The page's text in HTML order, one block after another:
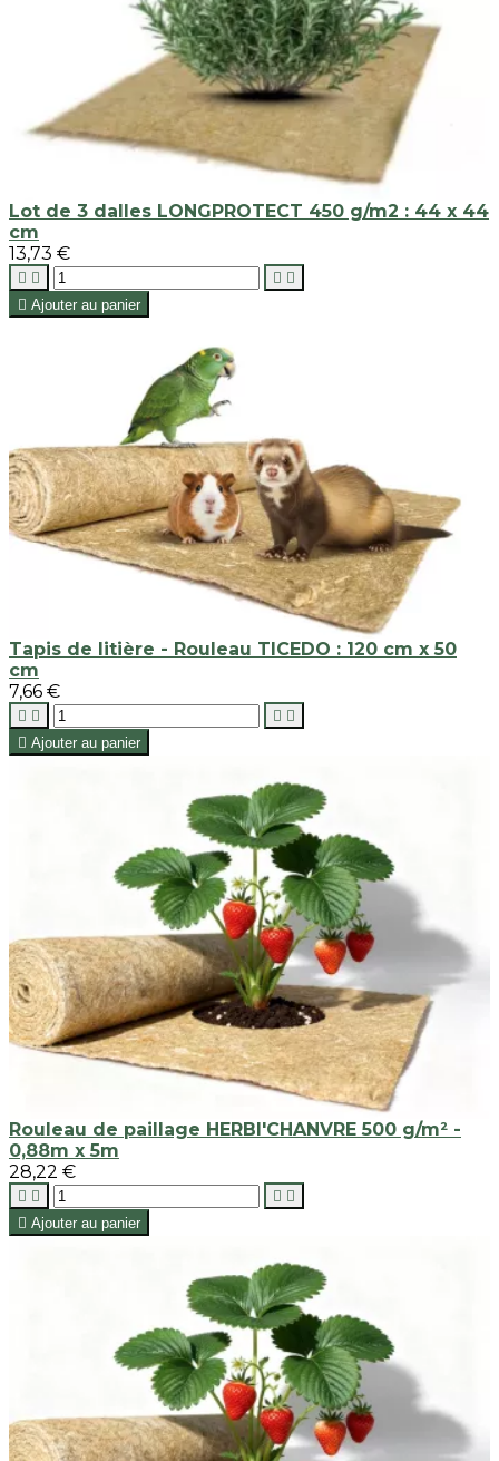
Lot de 3 dalles LONGPROTECT 450 g/m2 : 44 x 44
cm
13,73 €
   
 Ajouter au panier
Tapis de litière - Rouleau TICEDO : 120 cm x 50
cm
7,66 €
   
 Ajouter au panier
Rouleau de paillage HERBI'CHANVRE 500 g/m² -
0,88m x 5m
28,22 €
   
 Ajouter au panier